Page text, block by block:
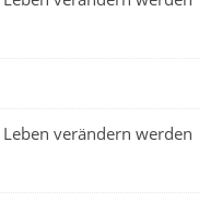
verändern werden